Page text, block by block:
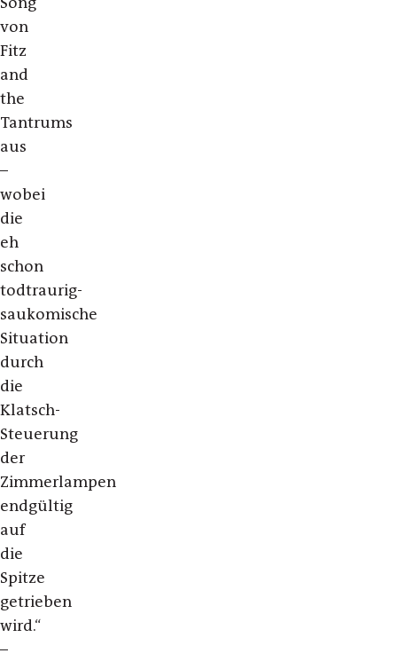
von
Fitz
and
the
Tantrums
aus
–
wobei
die
eh
schon
todtraurig-
saukomische
Situation
durch
die
Klatsch-
Steuerung
der
Zimmerlampen
endgültig
auf
die
Spitze
getrieben
wird.“
–